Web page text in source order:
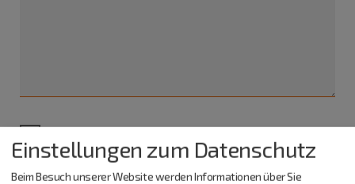
damit einverstanden.*
Einstellungen zum Datenschutz
Beim Besuch unserer Website werden Informationen über Sie